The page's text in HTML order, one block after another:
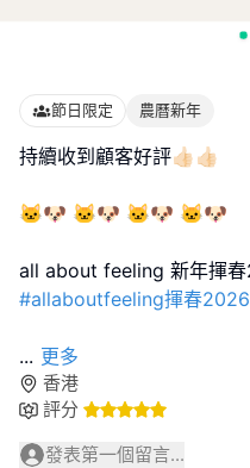
節日限定 農曆新年
持續收到顧客好評👍🏻👍🏻
🐱🐶 🐱🐶 🐱🐶 🐱🐶
#allaboutfeeling揮春2026
... 更多
香港
評分
發表第一個留言...